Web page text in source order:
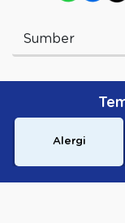
Sumber
Alergi